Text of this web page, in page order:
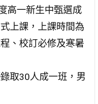
高一新生中甄選成
上課，上課時間為
、校訂必修及寒暑
取30人成一班，男